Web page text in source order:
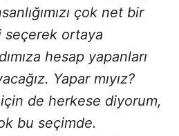
çok net bir
ortaya
hesap yapanları
Yapar mıyız?
de herkese diyorum,
bu seçimde.